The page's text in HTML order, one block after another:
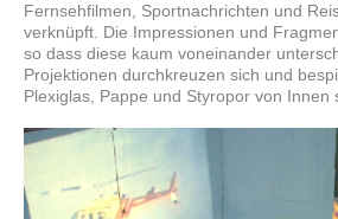
Fernsehfilmen, Sportnachrichten und
verknüpft. Die Impressionen und
so dass diese kaum voneinander
Projektionen durchkreuzen sich und
Plexiglas, Pappe und Styropor von Innen